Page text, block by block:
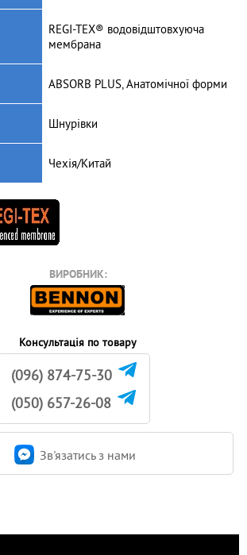
REGI-TEX® водовідштовхуюча
мембрана
ABSORB PLUS, Анатомічної форми
Шнурівки
Чехія/Китай
ВИРОБНИК:
Консультація по товару
(096) 874-75-30
(050) 657-26-08
Зв'язатись з нами